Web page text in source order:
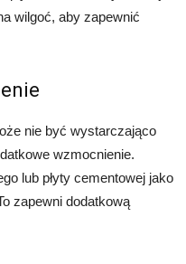
wilgoć, aby zapewnić
nie być wystarczająco
wzmocnienie.
lub płyty cementowej jako
zapewni dodatkową